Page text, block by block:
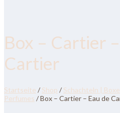
Box – Cartier
Cartier
Startseite / Shop / Schachteln |
Perfumes / Box – Cartier – Eau de